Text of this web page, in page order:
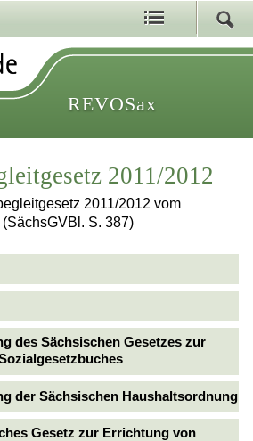
REVOSax
2011/2012
2011/2012 vom
S. 387)
des Sächsischen Gesetzes zur
der Sächsischen Haushaltsordnung
Gesetz zur Errichtung von